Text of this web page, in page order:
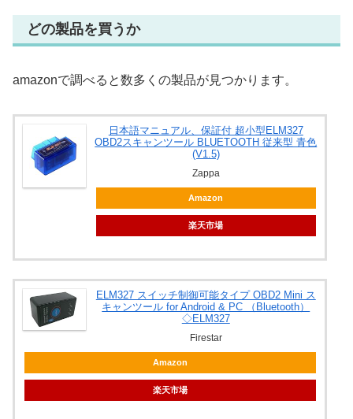
どの製品を買うか
amazonで調べると数多くの製品が見つかります。
日本語マニュアル、保証付 超小型ELM327
OBD2スキャンツール BLUETOOTH 従来型 青色
(V1.5)
Zappa
Amazon
楽天市場
ELM327 スイッチ制御可能タイプ OBD2 Mini ス
キャンツール for Android & PC （Bluetooth）
◇ELM327
Firestar
Amazon
楽天市場